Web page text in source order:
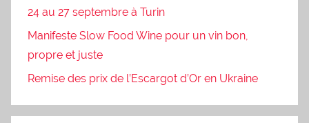
24 au 27 septembre à Turin
Manifeste Slow Food Wine pour un vin bon,
propre et juste
Remise des prix de l’Escargot d’Or en Ukraine